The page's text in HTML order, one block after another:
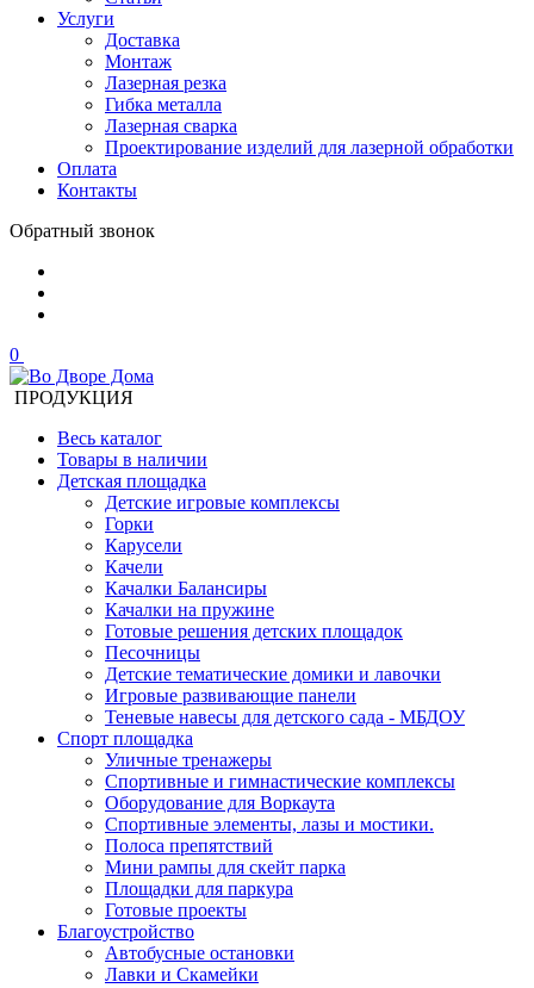
Услуги
Доставка
Монтаж
Лазерная резка
Гибка металла
Лазерная сварка
Проектирование изделий для лазерной обработки
Оплата
Контакты
Обратный звонок
0
ПРОДУКЦИЯ
Весь каталог
Товары в наличии
Детская площадка
Детские игровые комплексы
Горки
Карусели
Качели
Качалки Балансиры
Качалки на пружине
Готовые решения детских площадок
Песочницы
Детские тематические домики и лавочки
Игровые развивающие панели
Теневые навесы для детского сада - МБДОУ
Спорт площадка
Уличные тренажеры
Спортивные и гимнастические комплексы
Оборудование для Воркаута
Спортивные элементы, лазы и мостики.
Полоса препятствий
Мини рампы для скейт парка
Площадки для паркура
Готовые проекты
Благоустройство
Автобусные остановки
Лавки и Скамейки